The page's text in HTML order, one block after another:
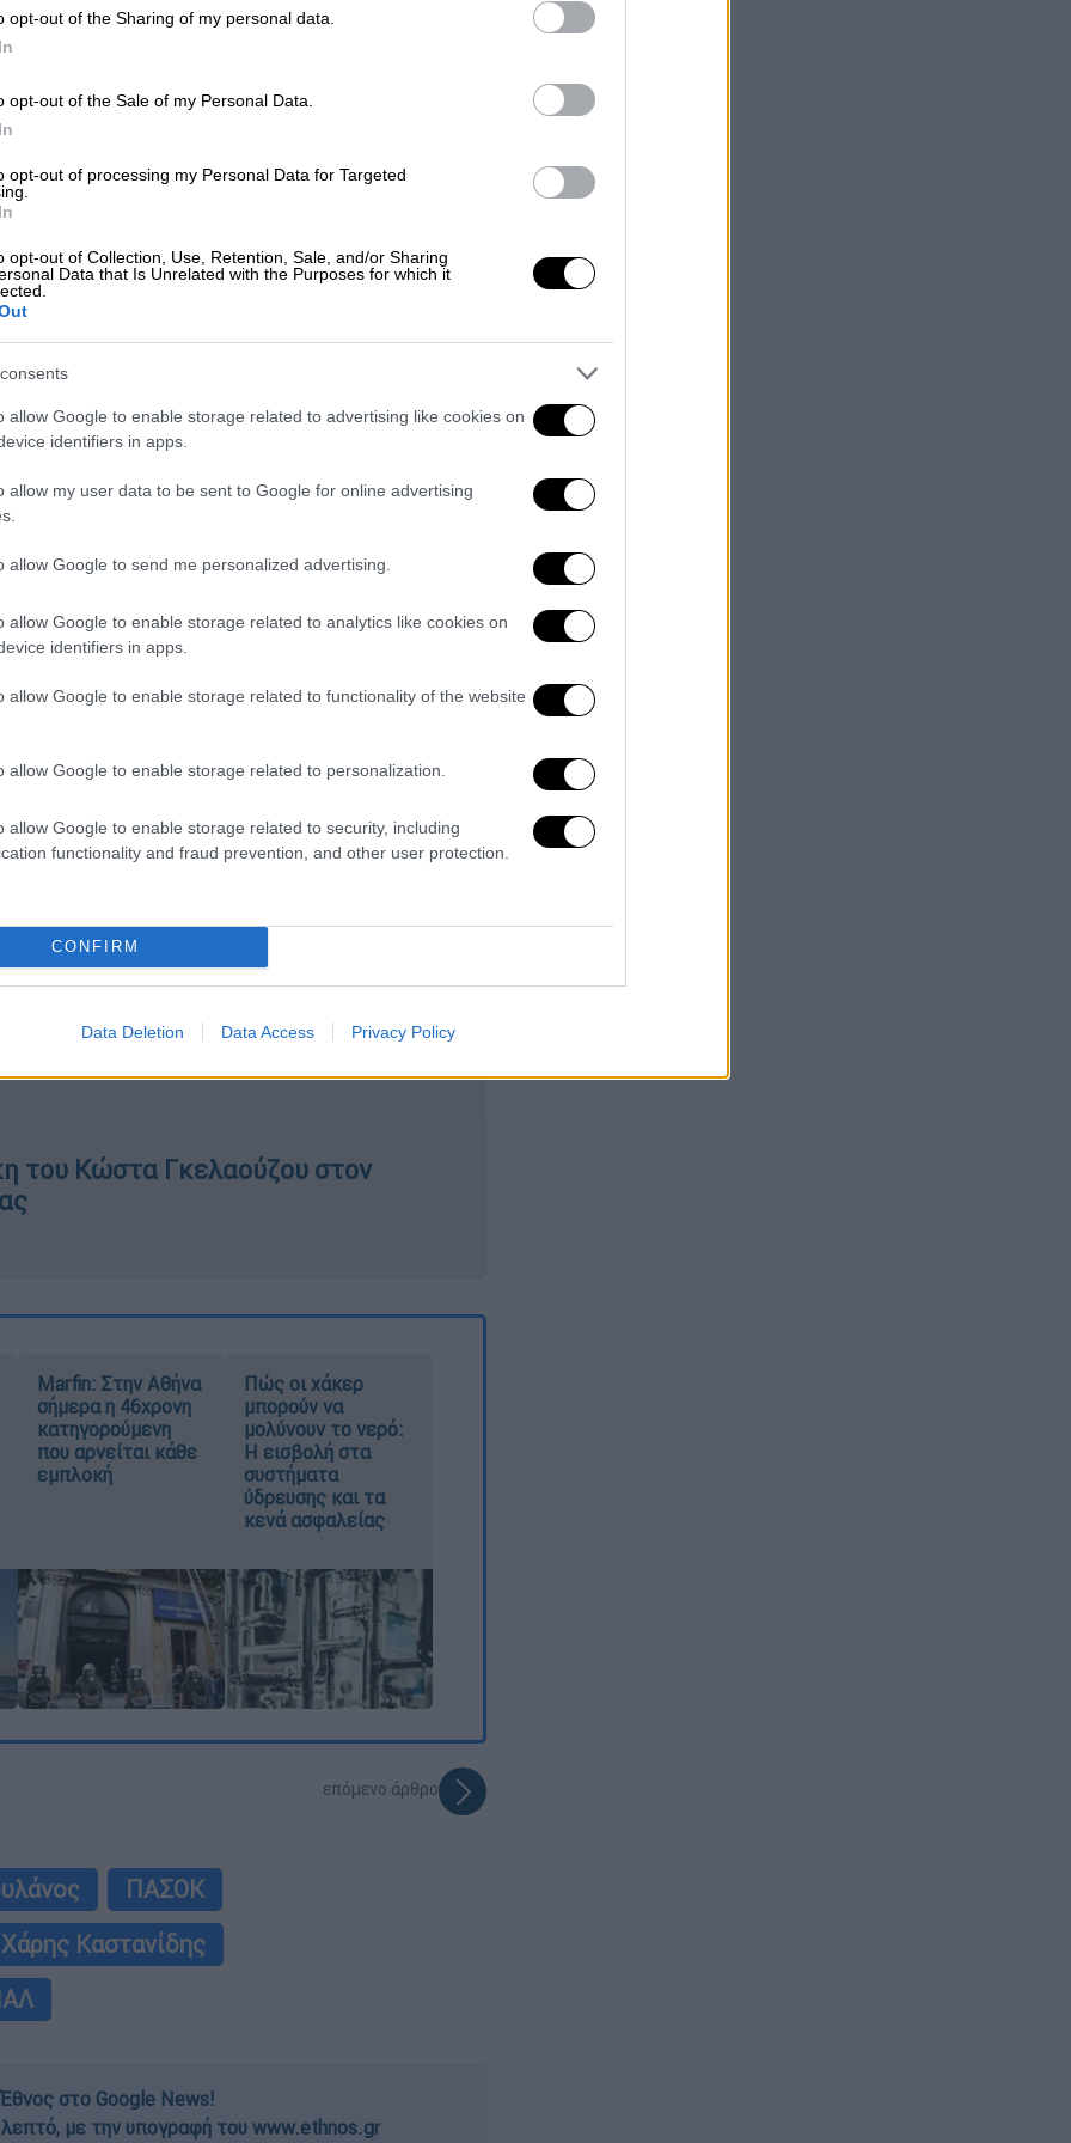
opt-out of the Sharing of my personal data.
opt-out of the Sale of my Personal Data.
opt-out of processing my Personal Data for Targeted
opt-out of Collection, Use, Retention, Sale, and/or Sharing
Data that Is Unrelated with the Purposes for which it
allow Google to enable storage related to advertising like cookies on
identifiers in apps.
allow my user data to be sent to Google for online advertising
allow Google to send me personalized advertising.
allow Google to enable storage related to analytics like cookies on
identifiers in apps.
allow Google to enable storage related to functionality of the website
allow Google to enable storage related to personalization.
allow Google to enable storage related to security, including
functionality and fraud prevention, and other user protection.
CONFIRM
Data Deletion Data Access Privacy Policy
και σημείωσε: «Είμαι εδώ
να στηρίξουμε τον λαό και τις
μας φίλους και συμπολίτες μας που
της κοινωνίας μας».
σας να σας καλέσω να αγωνιστούμε μαζί
διαδικασία γιορτή δημοκρατίας
και τον τόπο μας».
με τον πρόεδρο και τον
Τράπεζας Καρδίτσας και εν
όπου είχε συνάντηση με το δήμαρχο
συζήτησε ζητήματα της Τοπικής
Δε θα υπάρξουν καθολικές
στους κομματικούς
κλειστούς χώρους μόνο με τρίτη
εκτός ΜΕΘ σε πρόχειρα
του Κώστα Γκελαούζου στον
Marfin: Στην Αθήνα
σήμερα η 46χρονη
κατηγορούμενη
που αρνείται κάθε
εμπλοκή
Πώς οι χάκερ
μπορούν να
μολύνουν το νερό:
Η εισβολή στα
συστήματα
ύδρευσης και τα
κενά ασφαλείας
επόμενο άρθρο
ΠΑΣΟΚ
Χάρης Καστανίδης
στο Google News!
με την υπογραφή του www.ethnos.gr